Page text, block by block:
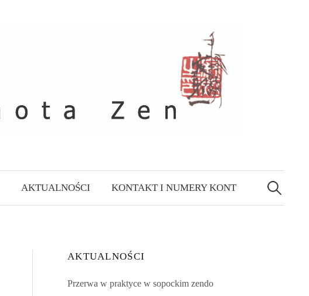
AKTUALNOŚCI KONTAKT I NUMERY KONT
Szukaj:
AKTUALNOŚCI
Przerwa w praktyce w sopockim zendo